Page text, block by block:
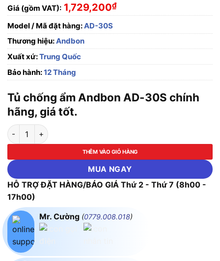
Giá (gồm VAT): 1,729,200₫
Model / Mã đặt hàng:AD-30S
Thương hiệu:Andbon
Xuất xứ:Trung Quốc
Bảo hành:12 Tháng
Tủ chống ẩm Andbon AD-30S chính
hãng, giá tốt.
Tủ chống ẩm Andbon AD-30S số lượng
THÊM VÀO GIỎ HÀNG
MUA NGAY
HỖ TRỢ ĐẶT HÀNG/BÁO GIÁ Thứ 2 - Thứ 7 (8h00 -
17h00)
Mr. Cường (0779.008.018)